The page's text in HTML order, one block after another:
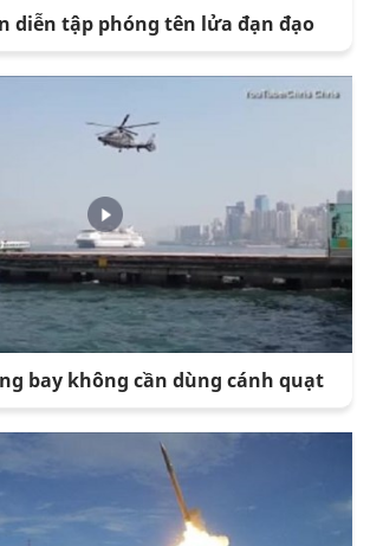
diễn tập phóng tên lửa đạn đạo
bay không cần dùng cánh quạt